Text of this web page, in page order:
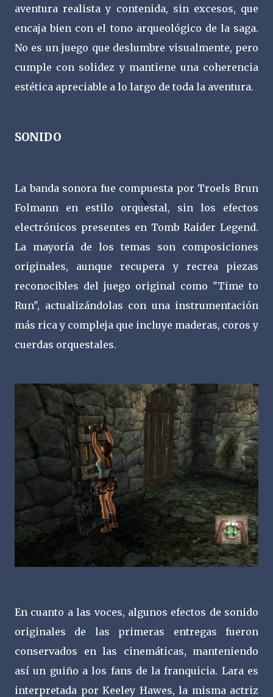
aventura realista y contenida, sin excesos, que
encaja bien con el tono arqueológico de la saga.
No es un juego que deslumbre visualmente, pero
cumple con solidez y mantiene una coherencia
estética apreciable a lo largo de toda la aventura.
SONIDO
La banda sonora fue compuesta por Troels Brun
Folmann en estilo orquestal, sin los efectos
electrónicos presentes en Tomb Raider Legend.
La mayoría de los temas son composiciones
originales, aunque recupera y recrea piezas
reconocibles del juego original como "Time to
Run", actualizándolas con una instrumentación
más rica y compleja que incluye maderas, coros y
cuerdas orquestales.
En cuanto a las voces, algunos efectos de sonido
originales de las primeras entregas fueron
conservados en las cinemáticas, manteniendo
así un guiño a los fans de la franquicia. Lara es
interpretada por Keeley Hawes, la misma actriz